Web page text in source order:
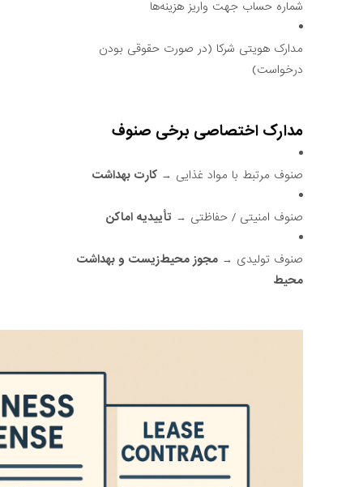
شماره حساب جهت واریز هزینه‌ها
مدارک هویتی شرکا (در صورت حقوقی بودن
درخواست)
مدارک اختصاصی برخی صنوف
صنوف مرتبط با مواد غذایی → کارت بهداشت
صنوف امنیتی / حفاظتی → تأییدیه اماکن
صنوف تولیدی → مجوز محیط‌زیست و بهداشت
محیط